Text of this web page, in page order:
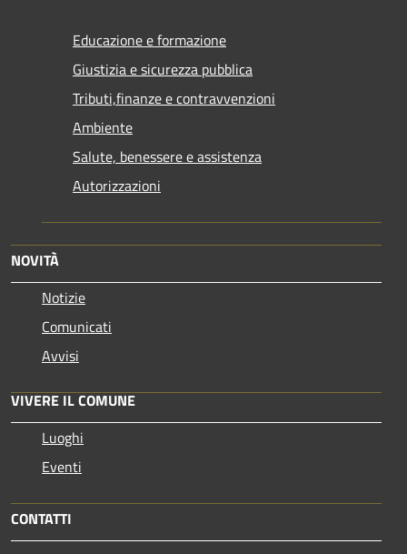
Educazione e formazione
Giustizia e sicurezza pubblica
Tributi,finanze e contravvenzioni
Ambiente
Salute, benessere e assistenza
Autorizzazioni
NOVITÀ
Notizie
Comunicati
Avvisi
VIVERE IL COMUNE
Luoghi
Eventi
CONTATTI